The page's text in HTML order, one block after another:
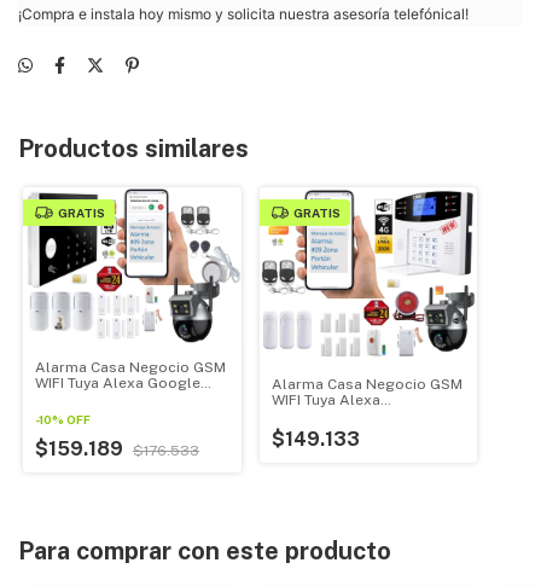
¡Compra e instala hoy mismo y solicita nuestra asesoría telefónical!
Productos similares
GRATIS
Alarma Casa Negocio GSM
WIFI Tuya Alexa Google
-10% OFF
$159.189 $176.533
GRATIS
Alarma Casa Negocio GSM
WIFI Tuya Alexa
+ Cámara 1080p
$149.133
Para comprar con este producto